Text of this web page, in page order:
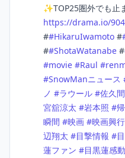
✨TOP25圏外でも止
https://drama.io/
##HikaruIwamoto #
##ShotaWatanabe #
#movie #Raul #
#SnowManニュース
ノ #ラウール #佐久
宮舘涼太 #岩本照 #
瞬間 #映画 #映画興
辺翔太 #目撃情報 #
蓮ファン #目黒蓮感動